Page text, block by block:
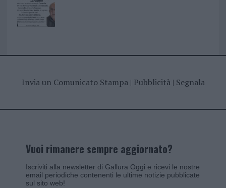
Invia un Comunicato Stampa| Pubblicità| Segnala
Vuoi rimanere sempre aggiornato?
Iscriviti alla newsletter di Gallura Oggi e ricevi le nostre
email periodiche contenenti le ultime notizie pubblicate
sul sito web!